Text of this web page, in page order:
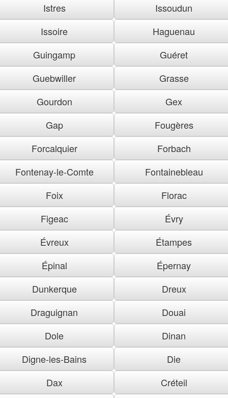
Istres
Issoudun
Issoire
Haguenau
Guingamp
Guéret
Guebwiller
Grasse
Gourdon
Gex
Gap
Fougères
Forcalquier
Forbach
Fontenay-le-Comte
Fontainebleau
Foix
Florac
Figeac
Évry
Évreux
Étampes
Épinal
Épernay
Dunkerque
Dreux
Draguignan
Douai
Dole
Dinan
Digne-les-Bains
Die
Dax
Créteil